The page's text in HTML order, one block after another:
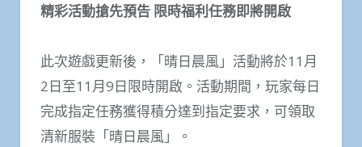
精彩活動搶先預告 限時福利任務即將開啟
此次遊戲更新後，「晴日晨風」活動將於11月
2日至11月9日限時開啟。活動期間，玩家每日
完成指定任務獲得積分達到指定要求，可領取
清新服裝「晴日晨風」。